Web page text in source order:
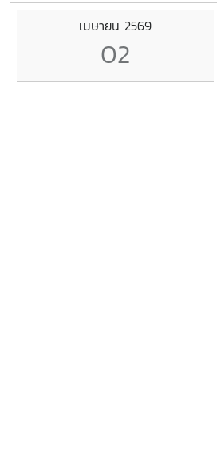
เมษายน 2569
02